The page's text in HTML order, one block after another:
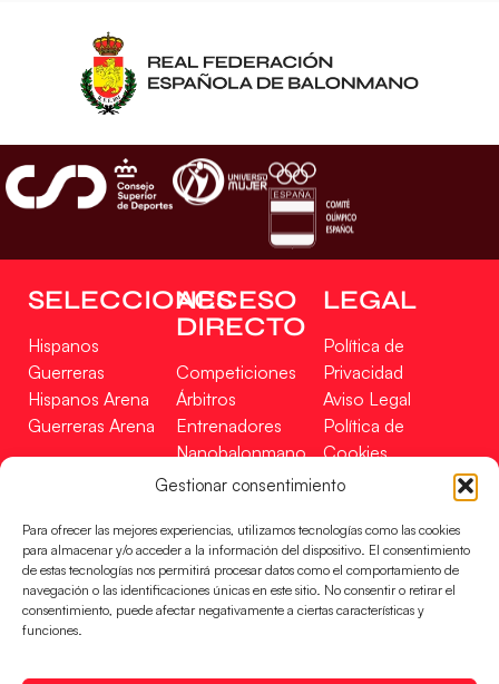
Gestionar consentimiento
Para ofrecer las mejores experiencias, utilizamos tecnologías como las cookies
para almacenar y/o acceder a la información del dispositivo. El consentimiento
de estas tecnologías nos permitirá procesar datos como el comportamiento de
navegación o las identificaciones únicas en este sitio. No consentir o retirar el
consentimiento, puede afectar negativamente a ciertas características y
funciones.
SELECCIONES
Hispanos
Guerreras
Hispanos Arena
Guerreras Arena
ACCESO
DIRECTO
Competiciones
Árbitros
Entrenadores
Nanobalonmano
Tienda
LEGAL
Política de
Privacidad
Aviso Legal
Política de
Cookies
Mapa Web
Incidencias
CONTACTO
EN
FINANCIADO